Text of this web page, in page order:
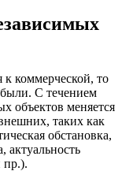
коммерческой, то
С течением
объектов меняется
таких как
обстановка,
актуальность
пр.).